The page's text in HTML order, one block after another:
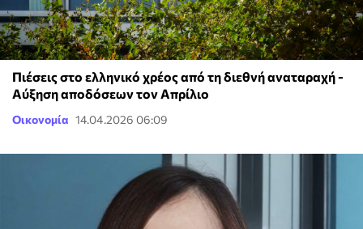
Πιέσεις στο ελληνικό χρέος από τη διεθνή αναταραχή -
Αύξηση αποδόσεων τον Απρίλιο
Οικονομία 14.04.2026 06:09